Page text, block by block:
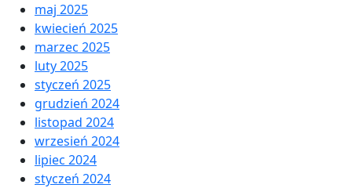
maj 2025
kwiecień 2025
marzec 2025
luty 2025
styczeń 2025
grudzień 2024
listopad 2024
wrzesień 2024
lipiec 2024
styczeń 2024